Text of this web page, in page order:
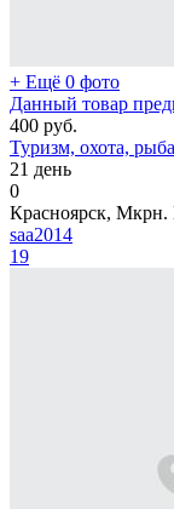
+ Ещё 0 фото
Данный товар
400 руб.
Туризм, охота,
21 день
0
Красноярск, Мкрн.
saa2014
19